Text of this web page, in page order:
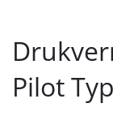
Pilot